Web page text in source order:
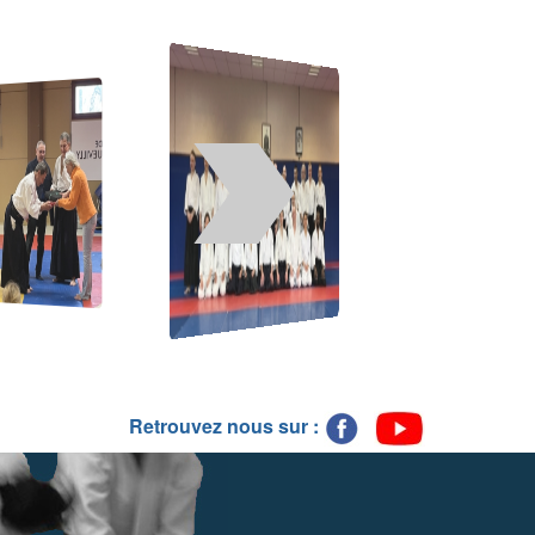
Retrouvez nous sur :